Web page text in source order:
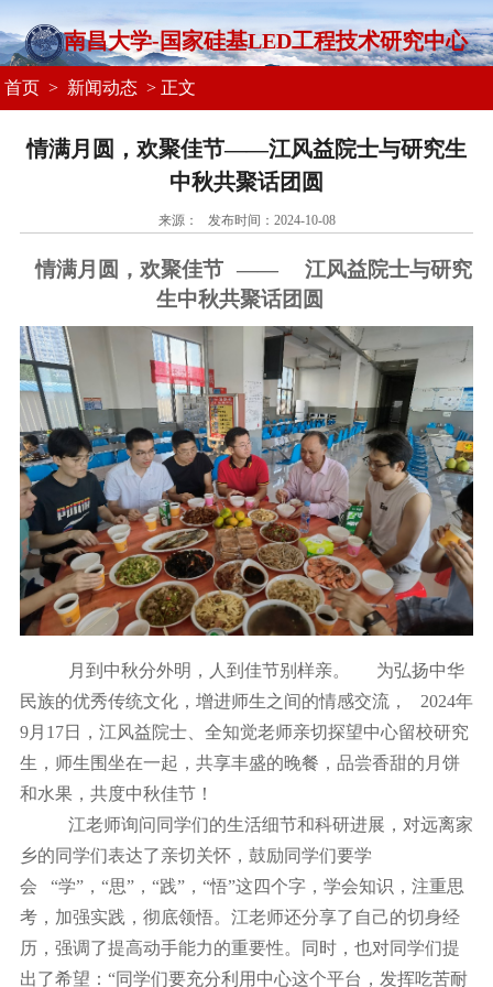
南昌大学-国家硅基LED工程技术研究中心
首页 > 新闻动态 > 正文
情满月圆，欢聚佳节——江风益院士与研究生
中秋共聚话团圆
来源： 发布时间：2024-10-08
情满月圆，欢聚佳节 ——
江风益院士与研究
生中秋共聚话团圆
月到中秋分外明，人到佳节别样亲。
为弘扬中华
民族的优秀传统文化，增进师生之间的情感交流，
2024年
9月17日，江风益院士、全知觉老师亲切探望中心留校研究
生，师生围坐在一起，共享丰盛的晚餐，品尝香甜的月饼
和水果，共度中秋佳节！
江老师询问同学们的生活细节和科研进展，对远离家
乡的同学们表达了亲切关怀，鼓励同学们要学
会
“学”，“思”，“践”，“悟”这四个字，学会知识，注重思
考，加强实践，彻底领悟。江老师还分享了自己的切身经
历，强调了提高动手能力的重要性。同时，也对同学们提
出了希望：“同学们要充分利用中心这个平台，发挥吃苦耐